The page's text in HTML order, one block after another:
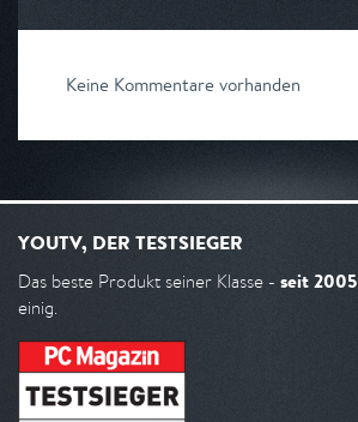
Keine Kommentare vorhanden
YOUTV, DER TESTSIEGER
Das beste Produkt seiner Klasse - seit 2005
einig.